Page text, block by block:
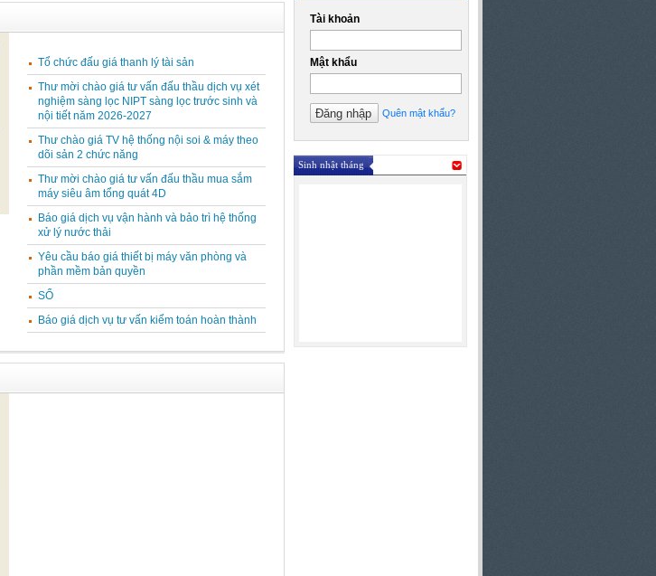
Tổ chức đấu giá thanh lý tài sản
Thư mời chào giá tư vấn đấu thầu dịch vụ xét
nghiệm sàng lọc NIPT sàng lọc trước sinh và
nội tiết năm 2026-2027
Thư chào giá TV hệ thống nội soi & máy theo
dõi sản 2 chức năng
Thư mời chào giá tư vấn đấu thầu mua sắm
máy siêu âm tổng quát 4D
Báo giá dịch vụ vận hành và bảo trì hệ thống
xử lý nước thải
Yêu cầu báo giá thiết bị máy văn phòng và
phần mềm bản quyền
SỔ
Báo giá dịch vụ tư vấn kiểm toán hoàn thành
Tài khoản
Mật khẩu
Quên mật khẩu?
Sinh nhật tháng